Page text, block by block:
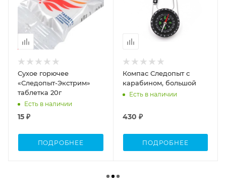
Сухое горючее
«Следопыт-Экстрим»
таблетка 20г
Есть в наличии
15 ₽
ПОДРОБНЕЕ
Компас Следопыт с
карабином, большой
Есть в наличии
430 ₽
ПОДРОБНЕЕ